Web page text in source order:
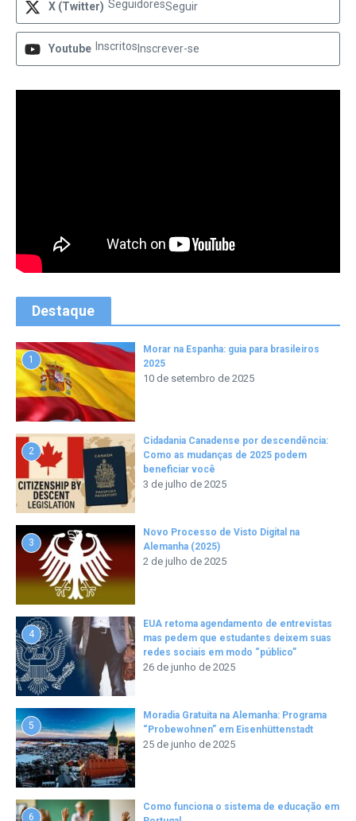
X (Twitter) SeguidoresSeguir
Youtube Inscritos Inscrever-se
Destaque
1
Morar na Espanha: guia para brasileiros
2025
10 de setembro de 2025
2
Cidadania Canadense por descendência:
Como as mudanças de 2025 podem
beneficiar você
3 de julho de 2025
3
Novo Processo de Visto Digital na
Alemanha (2025)
2 de julho de 2025
4
EUA retoma agendamento de entrevistas
mas pedem que estudantes deixem suas
redes sociais em modo “público”
26 de junho de 2025
5
Moradia Gratuita na Alemanha: Programa
“Probewohnen” em Eisenhüttenstadt
25 de junho de 2025
6
Como funciona o sistema de educação em